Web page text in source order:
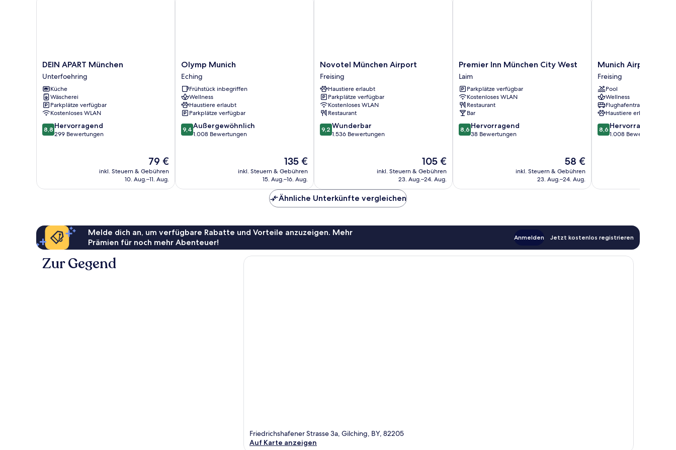
DEIN
APART
München
Unterfoehring
DEIN APART München
Unterfoehring
Küche
Wäscherei
Parkplätze verfügbar
Kostenloses WLAN
8.8
von
8,8 Hervorragend
299 Bewertungen
Der
Preis
beträgt
79 €
inkl. Steuern & Gebühren
10. Aug.–11. Aug.
Olymp
Munich
Eching
Olymp Munich
Eching
Frühstück inbegriffen
Wellness
Haustiere erlaubt
Parkplätze verfügbar
9.4
von
9,4 Außergewöhnlich
1.008 Bewertungen
Der
Preis
beträgt
135 €
inkl. Steuern & Gebühren
15. Aug.–16. Aug.
Novotel
München
Airport
Freising
Novotel München Airport
Freising
Haustiere erlaubt
Parkplätze verfügbar
Kostenloses WLAN
Restaurant
9.2
von
9,2 Wunderbar
1.536 Bewertungen
Der
Preis
beträgt
105 €
inkl. Steuern & Gebühren
23. Aug.–24. Aug.
Premier
Inn
München
City
West
Laim
Premier Inn München City West
Laim
Parkplätze verfügbar
Kostenloses WLAN
Restaurant
Bar
8.6
von
8,6 Hervorragend
38 Bewertungen
Der
Preis
beträgt
58 €
inkl. Steuern & Gebühren
23. Aug.–24. Aug.
Munich
Airport
Marriott
Hotel
Freising
Munich Airport
Freising
Pool
Wellness
Flughafentransfer
Haustiere erlaubt
8.6
von
8,6 Hervorragend
1.008 Bewertungen
Ähnliche Unterkünfte vergleichen
Melde dich an, um verfügbare Rabatte und Vorteile anzuzeigen. Mehr
Prämien für noch mehr Abenteuer!
Anmelden Jetzt kostenlos registrieren
Zur Gegend
Friedrichshafener Strasse 3a, Gilching, BY, 82205
Auf Karte anzeigen